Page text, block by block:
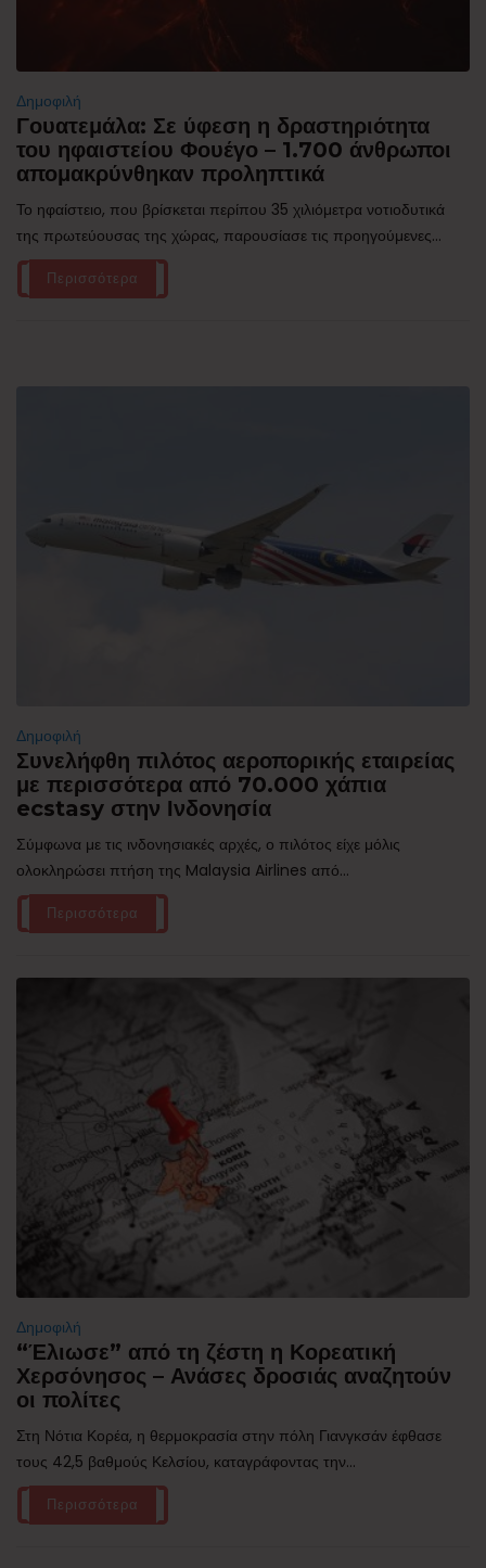
Δημοφιλή
Γουατεμάλα: Σε ύφεση η δραστηριότητα
του ηφαιστείου Φουέγο – 1.700 άνθρωποι
απομακρύνθηκαν προληπτικά
Το ηφαίστειο, που βρίσκεται περίπου 35 χιλιόμετρα νοτιοδυτικά
της πρωτεύουσας της χώρας, παρουσίασε τις προηγούμενες...
Περισσότερα
Δημοφιλή
Συνελήφθη πιλότος αεροπορικής εταιρείας
με περισσότερα από 70.000 χάπια
ecstasy στην Ινδονησία
Σύμφωνα με τις ινδονησιακές αρχές, ο πιλότος είχε μόλις
ολοκληρώσει πτήση της Malaysia Airlines από...
Περισσότερα
Δημοφιλή
“Έλιωσε” από τη ζέστη η Κορεατική
Χερσόνησος – Ανάσες δροσιάς αναζητούν
οι πολίτες
Στη Νότια Κορέα, η θερμοκρασία στην πόλη Γιανγκσάν έφθασε
τους 42,5 βαθμούς Κελσίου, καταγράφοντας την...
Περισσότερα